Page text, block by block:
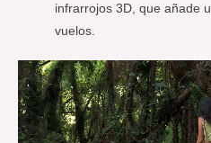
infrarrojos 3D, que añade
vuelos.